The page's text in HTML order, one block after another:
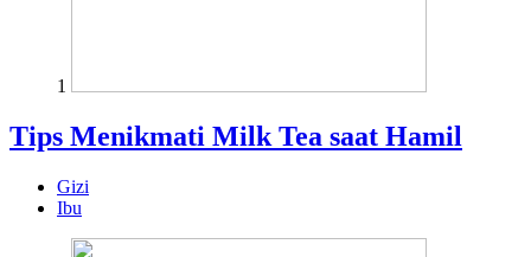
1
Tips Menikmati Milk Tea saat Hamil
Gizi
Ibu